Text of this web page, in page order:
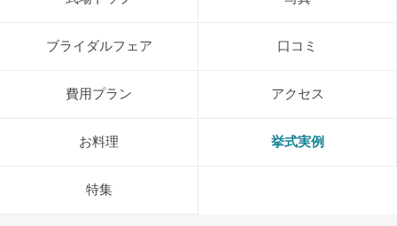
ブライダルフェア 口コミ
費用プラン アクセス
お料理 挙式実例
特集